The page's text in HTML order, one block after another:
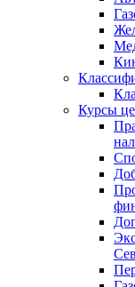
Курсы